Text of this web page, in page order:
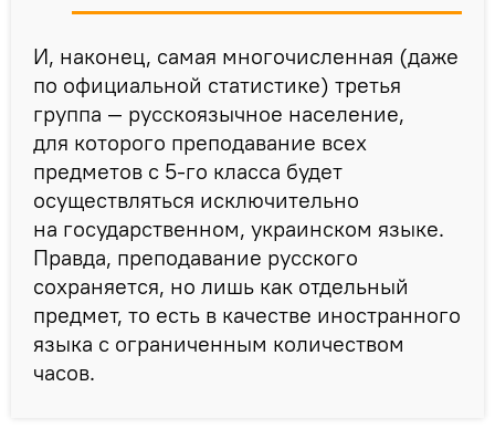
И, наконец, самая многочисленная (даже
по официальной статистике) третья
группа — русскоязычное население,
для которого преподавание всех
предметов с 5-го класса будет
осуществляться исключительно
на государственном, украинском языке.
Правда, преподавание русского
сохраняется, но лишь как отдельный
предмет, то есть в качестве иностранного
языка с ограниченным количеством
часов.